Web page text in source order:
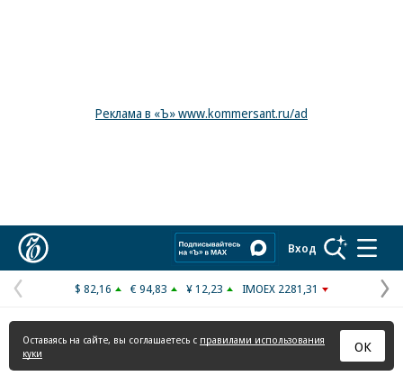
Реклама в «Ъ» www.kommersant.ru/ad
Вход
Предыдущая
страница
$ 82,16 € 94,83 ¥ 12,23 IMOEX 2281,31
Оставаясь на сайте, вы соглашаетесь с правилами использования
куки
ОК